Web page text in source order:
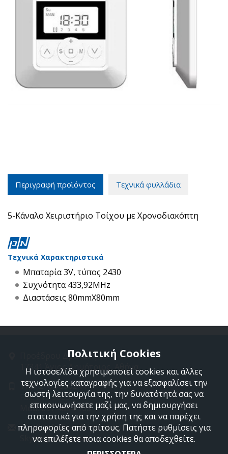
Περιγραφή προϊόντος Τεχνικά φυλλάδια
5-Κάναλο Χειριστήριο Τοίχου με Χρονοδιακόπτη
Τεχνικά Χαρακτηριστικά
Μπαταρία 3V, τύπος 2430
Συχνότητα 433,92MHz
Διαστάσεις 80mmX80mm
Προέδρου Δρακάκη 11
17341 Άγιος Δημήτριος, Αθήνα
Τηλ: 210 9850244
Fax: 210 9823264
Mob: 697 4894 108
Email: info@profelmnet.com
Skype: profelmnet
Πολιτική Cookies
Η ιστοσελίδα χρησιμοποιεί cookies και άλλες
τεχνολογίες καταγραφής για να εξασφαλίσει την
σωστή λειτουργία της, την δυνατότητά σας να
επικοινωνήσετε μαζί μας, να δημιουργήσει
στατιστικά για την χρήση της και να παρέχει
πληροφορίες από τρίτους. Πατήστε ρυθμίσεις για
να επιλέξετε ποια cookies θα αποδεχθείτε.